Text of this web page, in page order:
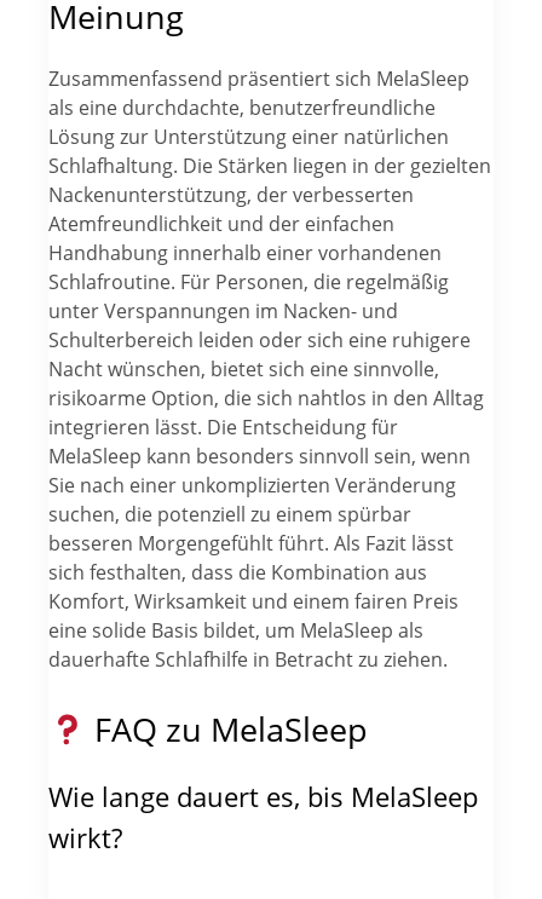
Meinung
Zusammenfassend präsentiert sich MelaSleep
als eine durchdachte, benutzerfreundliche
Lösung zur Unterstützung einer natürlichen
Schlafhaltung. Die Stärken liegen in der gezielten
Nackenunterstützung, der verbesserten
Atemfreundlichkeit und der einfachen
Handhabung innerhalb einer vorhandenen
Schlafroutine. Für Personen, die regelmäßig
unter Verspannungen im Nacken- und
Schulterbereich leiden oder sich eine ruhigere
Nacht wünschen, bietet sich eine sinnvolle,
risikoarme Option, die sich nahtlos in den Alltag
integrieren lässt. Die Entscheidung für
MelaSleep kann besonders sinnvoll sein, wenn
Sie nach einer unkomplizierten Veränderung
suchen, die potenziell zu einem spürbar
besseren Morgengefühlt führt. Als Fazit lässt
sich festhalten, dass die Kombination aus
Komfort, Wirksamkeit und einem fairen Preis
eine solide Basis bildet, um MelaSleep als
dauerhafte Schlafhilfe in Betracht zu ziehen.
FAQ zu MelaSleep
Wie lange dauert es, bis MelaSleep
wirkt?